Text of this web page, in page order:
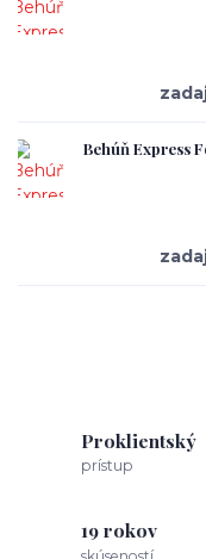
Behúň Express
Proklientský
prístup
19 rokov